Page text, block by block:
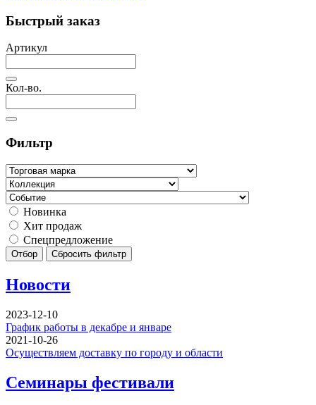
Быстрый заказ
Артикул
Кол-во.
Фильтр
Новинка
Хит продаж
Спецпредложение
Отбор Сбросить фильтр
Новости
2023-12-10
График работы в декабре и январе
2021-10-26
Осуществляем доставку по городу и области
Семинары фестивали